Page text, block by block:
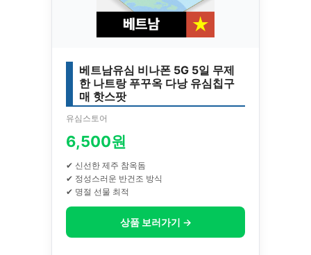
베트남유심 비나폰 5G 5일 무제
한 나트랑 푸꾸옥 다낭 유심칩구
매 핫스팟
유심스토어
6,500원
✔ 신선한 제주 참옥돔
✔ 정성스러운 반건조 방식
✔ 명절 선물 최적
상품 보러가기 →